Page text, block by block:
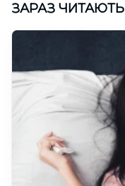
ЗАРАЗ ЧИТАЮТЬ